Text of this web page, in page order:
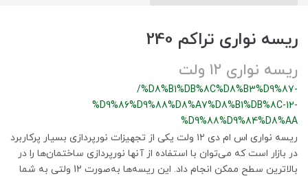
ریسه نواری تراکم 240
ریسه نواری ۱۲ ولت
/%D8%B1%DB%8C%D8%B3%D9%87-
%D9%86%D9%88%D8%A7%D8%B1%DB%8C-12-
%D9%88%D9%84%D8%AA
ریسه نواری اس ام دی ۱۲ ولت یکی از تجهیزات نورپردازی بسیار پرکاربرد
در بازار است که می‌توان با استفاده از آنها نورپردازی ساختمان‌ها را در
بالاترین سطح ممکن انجام داد. این ریسه‌ها به‌صورت 12 ولتی به شما